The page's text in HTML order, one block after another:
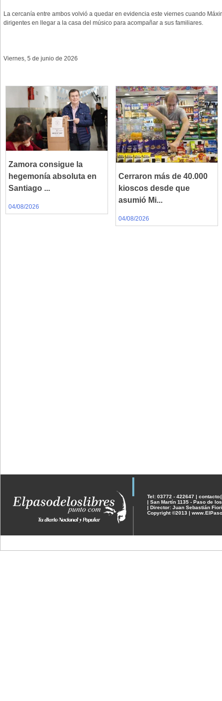
La cercanía entre ambos volvió a quedar en evidencia este viernes cuando
dirigentes en llegar a la casa del músico para acompañar a sus familiares.
Viernes, 5 de junio de 2026
Zamora consigue la
hegemonía absoluta en
Santiago ...
04/08/2026
Cerraron más de 40.000
kioscos desde que
asumió Mi...
04/08/2026
Tel: 03772 - 422647 |
| San Martín 1135 - Paso de
| Director: Juan Sebastián Fiori
Copyright ©2013 |